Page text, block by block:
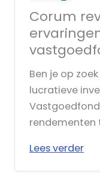
Corum
Ben je op
lucratieve
rendementen
Lees verder